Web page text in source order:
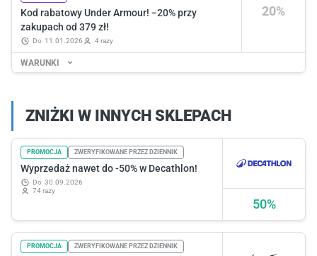
20%
Kod rabatowy Under Armour! −20% przy
zakupach od 379 zł!
do 11.01.2026 4 razy
WARUNKI
ZNIŻKI W INNYCH SKLEPACH
50%
PROMOCJA ZWERYFIKOWANE PRZEZ DZIENNIK
Wyprzedaż nawet do -50% w Decathlon!
do 30.09.2026
74 razy
PROMOCJA ZWERYFIKOWANE PRZEZ DZIENNIK